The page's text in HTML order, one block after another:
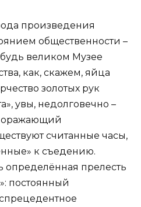
произведения
общественности –
великом Музее
как, скажем, яйца
золотых рук
увы, недолговечно –
считанные часы,
к съедению.
определённая прелесть
постоянный